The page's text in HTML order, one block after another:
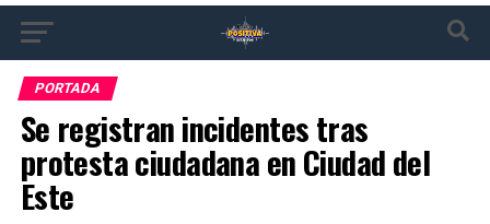
PORTADA
Se registran incidentes tras
protesta ciudadana en Ciudad del
Este